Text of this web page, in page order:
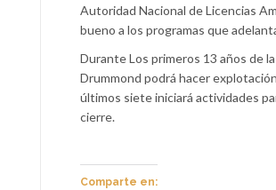
Autoridad Nacional de Licencias
bueno a los programas que
Durante Los primeros 13 años de
Drummond podrá hacer
últimos siete iniciará actividades
cierre.
Comparte en: